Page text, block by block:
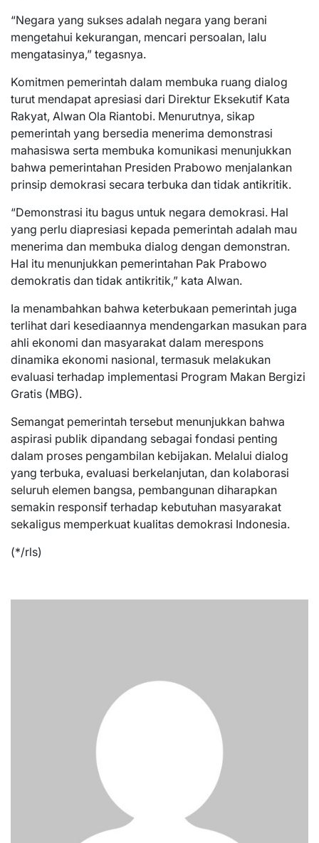
“Negara yang sukses adalah negara yang berani
mengetahui kekurangan, mencari persoalan, lalu
mengatasinya,” tegasnya.
Komitmen pemerintah dalam membuka ruang dialog
turut mendapat apresiasi dari Direktur Eksekutif Kata
Rakyat, Alwan Ola Riantobi. Menurutnya, sikap
pemerintah yang bersedia menerima demonstrasi
mahasiswa serta membuka komunikasi menunjukkan
bahwa pemerintahan Presiden Prabowo menjalankan
prinsip demokrasi secara terbuka dan tidak antikritik.
“Demonstrasi itu bagus untuk negara demokrasi. Hal
yang perlu diapresiasi kepada pemerintah adalah mau
menerima dan membuka dialog dengan demonstran.
Hal itu menunjukkan pemerintahan Pak Prabowo
demokratis dan tidak antikritik,” kata Alwan.
Ia menambahkan bahwa keterbukaan pemerintah juga
terlihat dari kesediaannya mendengarkan masukan para
ahli ekonomi dan masyarakat dalam merespons
dinamika ekonomi nasional, termasuk melakukan
evaluasi terhadap implementasi Program Makan Bergizi
Gratis (MBG).
Semangat pemerintah tersebut menunjukkan bahwa
aspirasi publik dipandang sebagai fondasi penting
dalam proses pengambilan kebijakan. Melalui dialog
yang terbuka, evaluasi berkelanjutan, dan kolaborasi
seluruh elemen bangsa, pembangunan diharapkan
semakin responsif terhadap kebutuhan masyarakat
sekaligus memperkuat kualitas demokrasi Indonesia.
(*/rls)